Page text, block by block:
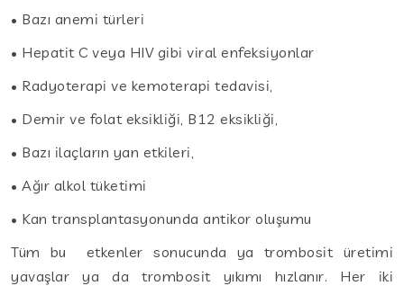
• Bazı anemi türleri
• Hepatit C veya HIV gibi viral enfeksiyonlar
• Radyoterapi ve kemoterapi tedavisi,
• Demir ve folat eksikliği, B12 eksikliği,
• Bazı ilaçların yan etkileri,
• Ağır alkol tüketimi
• Kan transplantasyonunda antikor oluşumu
Tüm bu etkenler sonucunda ya trombosit üretimi
yavaşlar ya da trombosit yıkımı hızlanır. Her iki